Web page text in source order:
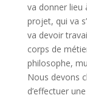
va donner lieu
projet, qui va
va devoir
corps de
philosophe,
Nous devons
d’effectuer